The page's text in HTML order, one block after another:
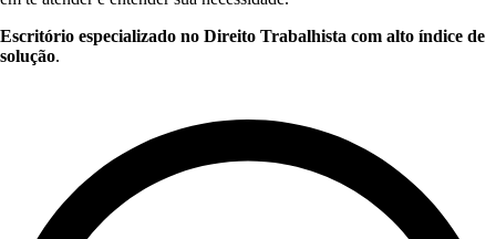
Escritório especializado no Direito Trabalhista com alto índice de
solução.